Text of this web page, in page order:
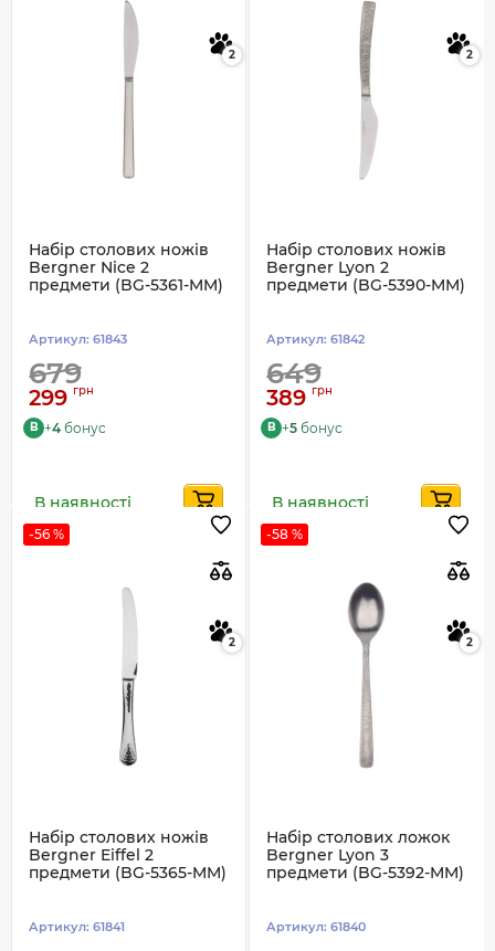
2
Набір столових ножів
Bergner Nice 2
предмети (BG-5361-MM)
Артикул: 61843
679
299 грн
B +4 бонус
В наявності
2
Набір столових ножів
Bergner Lyon 2
предмети (BG-5390-MM)
Артикул: 61842
649
389 грн
B +5 бонус
В наявності
-56 %
2
Набір столових ножів
Bergner Eiffel 2
предмети (BG-5365-MM)
Артикул: 61841
-58 %
2
Набір столових ложок
Bergner Lyon 3
предмети (BG-5392-MM)
Артикул: 61840